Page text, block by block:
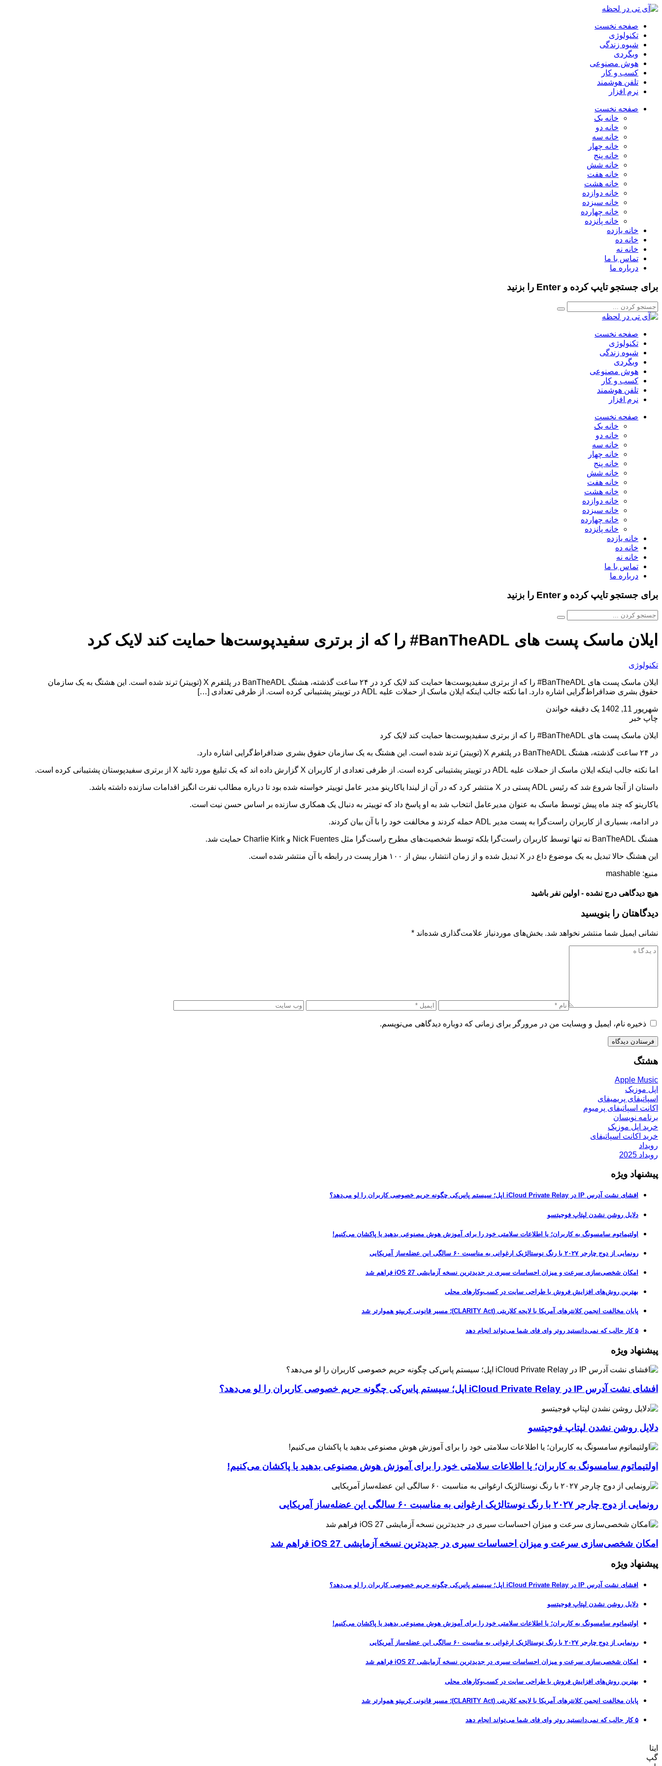
صفحه نخست
تکنولوژی
شیوه زندگی
وبگردی
هوش مصنوعی
کسب و کار
تلفن هوشمند
نرم افزار
صفحه نخست
خانه یک
خانه دو
خانه سه
خانه چهار
خانه پنج
خانه شش
خانه هفت
خانه هشت
خانه دوازده
خانه سیزده
خانه چهارده
خانه پانزده
خانه یازده
خانه ده
خانه نه
تماس با ما
درباره ما
برای جستجو تایپ کرده و Enter را بزنید
صفحه نخست
تکنولوژی
شیوه زندگی
وبگردی
هوش مصنوعی
کسب و کار
تلفن هوشمند
نرم افزار
صفحه نخست
خانه یک
خانه دو
خانه سه
خانه چهار
خانه پنج
خانه شش
خانه هفت
خانه هشت
خانه دوازده
خانه سیزده
خانه چهارده
خانه پانزده
خانه یازده
خانه ده
خانه نه
تماس با ما
درباره ما
برای جستجو تایپ کرده و Enter را بزنید
ایلان ماسک پست های BanTheADL# را که از برتری سفیدپوست‌ها حمایت کند لایک کرد
تکنولوژی
ایلان ماسک پست های BanTheADL# را که از برتری سفیدپوست‌ها حمایت کند لایک کرد در ۲۴ ساعت گذشته، هشتگ BanTheADL در پلتفرم X (توییتر) ترند شده است. این هشتگ به یک سازمان
حقوق بشری ضدافراط‌گرایی اشاره دارد. اما نکته جالب اینکه ایلان ماسک از حملات علیه ADL در توییتر پشتیبانی کرده است. از طرفی تعدادی […]
شهریور 11, 1402
یک دقیقه خواندن
چاپ خبر
ایلان ماسک پست های BanTheADL# را که از برتری سفیدپوست‌ها حمایت کند لایک کرد
در ۲۴ ساعت گذشته، هشتگ BanTheADL در پلتفرم X (توییتر) ترند شده است. این هشتگ به یک سازمان حقوق بشری ضدافراط‌گرایی اشاره دارد.
اما نکته جالب اینکه ایلان ماسک از حملات علیه ADL در توییتر پشتیبانی کرده است. از طرفی تعدادی از کاربران X گزارش داده اند که یک تبلیغ مورد تائید X از برتری سفیدپوستان پشتیبانی کرده است.
داستان از آنجا شروع شد که رئیس ADL پستی در X منتشر کرد که در آن از لیندا یاکارینو مدیر عامل توییتر خواسته شده بود تا درباره مطالب نفرت انگیز اقدامات سازنده داشته باشد.
یاکارینو که چند ماه پیش توسط ماسک به عنوان مدیرعامل انتخاب شد به او پاسخ داد که توییتر به دنبال یک همکاری سازنده بر اساس حسن نیت است.
در ادامه، بسیاری از کاربران راست‌گرا به پست مدیر ADL حمله کردند و مخالفت خود را با آن بیان کردند.
هشتگ BanTheADL نه تنها توسط کاربران راست‌گرا بلکه توسط شخصیت‌های مطرح راست‌گرا مثل Nick Fuentes و Charlie Kirk حمایت شد.
این هشتگ حالا تبدیل به یک موضوع داع در X تبدیل شده و از زمان انتشار، بیش از ۱۰۰ هزار پست در رابطه با آن منتشر شده است.
منبع: mashable
هیچ دیدگاهی درج نشده - اولین نفر باشید
دیدگاهتان را بنویسید
نشانی ایمیل شما منتشر نخواهد شد. بخش‌های موردنیاز علامت‌گذاری شده‌اند *
ذخیره نام، ایمیل و وبسایت من در مرورگر برای زمانی که دوباره دیدگاهی می‌نویسم.
هشتگ
Apple Music
اپل موزیک
اسپاتیفای پریمیفای
اکانت اسپاتیفای پرمیوم
برنامه نویسان
خرید اپل موزیک
خرید اکانت اسپاتیفای
رویداد
رویداد 2025
پیشنهاد ویژه
افشای نشت آدرس IP در iCloud Private Relay اپل؛ سیستم پاس‌کی چگونه حریم خصوصی کاربران را لو می‌دهد؟
دلایل روشن نشدن لپتاپ فوجیتسو
اولتیماتوم سامسونگ به کاربران؛ یا اطلاعات سلامتی خود را برای آموزش هوش مصنوعی بدهید یا پاکشان می‌کنیم!
رونمایی از دوج چارجر ۲۰۲۷ با رنگ نوستالژیک ارغوانی به مناسبت ۶۰ سالگی این عضله‌ساز آمریکایی
امکان شخصی‌سازی سرعت و میزان احساسات سیری در جدیدترین نسخه آزمایشی iOS 27 فراهم شد
بهترین روش‌های افزایش فروش با طراحی سایت در کسب‌وکارهای محلی
پایان مخالفت انجمن کلانترهای آمریکا با لایحه کلاریتی (CLARITY Act)؛ مسیر قانونی کریپتو هموارتر شد
۵ کار جالب که نمی‌دانستید روتر وای فای شما می‌تواند انجام دهد
پیشنهاد ویژه
افشای نشت آدرس IP در iCloud Private Relay اپل؛ سیستم پاس‌کی چگونه حریم خصوصی کاربران را لو می‌دهد؟
دلایل روشن نشدن لپتاپ فوجیتسو
اولتیماتوم سامسونگ به کاربران؛ یا اطلاعات سلامتی خود را برای آموزش هوش مصنوعی بدهید یا پاکشان می‌کنیم!
رونمایی از دوج چارجر ۲۰۲۷ با رنگ نوستالژیک ارغوانی به مناسبت ۶۰ سالگی این عضله‌ساز آمریکایی
امکان شخصی‌سازی سرعت و میزان احساسات سیری در جدیدترین نسخه آزمایشی iOS 27 فراهم شد
پیشنهاد ویژه
افشای نشت آدرس IP در iCloud Private Relay اپل؛ سیستم پاس‌کی چگونه حریم خصوصی کاربران را لو می‌دهد؟
دلایل روشن نشدن لپتاپ فوجیتسو
اولتیماتوم سامسونگ به کاربران؛ یا اطلاعات سلامتی خود را برای آموزش هوش مصنوعی بدهید یا پاکشان می‌کنیم!
رونمایی از دوج چارجر ۲۰۲۷ با رنگ نوستالژیک ارغوانی به مناسبت ۶۰ سالگی این عضله‌ساز آمریکایی
امکان شخصی‌سازی سرعت و میزان احساسات سیری در جدیدترین نسخه آزمایشی iOS 27 فراهم شد
بهترین روش‌های افزایش فروش با طراحی سایت در کسب‌وکارهای محلی
پایان مخالفت انجمن کلانترهای آمریکا با لایحه کلاریتی (CLARITY Act)؛ مسیر قانونی کریپتو هموارتر شد
۵ کار جالب که نمی‌دانستید روتر وای فای شما می‌تواند انجام دهد
ایتا
گپ